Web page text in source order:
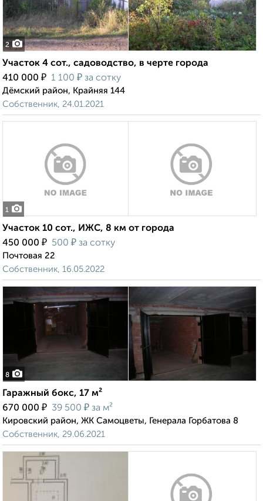
2
Участок 4 сот., садоводство, в черте города
410 000 ₽ 1 100 ₽ за сотку
Дёмский район, Крайняя 144
Собственник, 24.01.2021
1
Участок 10 сот., ИЖС, 8 км от города
450 000 ₽ 500 ₽ за сотку
Почтовая 22
Собственник, 16.05.2022
8
Гаражный бокс, 17 м²
670 000 ₽ 39 500 ₽ за м²
Кировский район, ЖК Самоцветы, Генерала Горбатова 8
Собственник, 29.06.2021